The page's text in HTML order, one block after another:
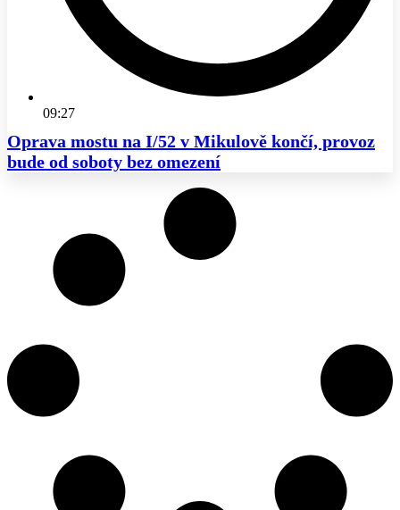
09:27
Oprava mostu na I/52 v Mikulově končí, provoz
bude od soboty bez omezení